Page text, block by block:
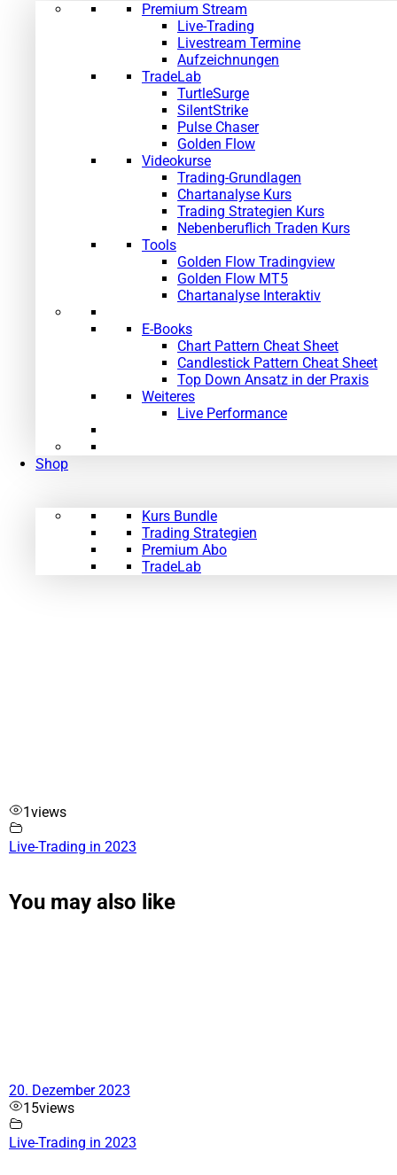
Premium Stream
Live-Trading
Livestream Termine
Aufzeichnungen
TradeLab
TurtleSurge
SilentStrike
Pulse Chaser
Golden Flow
Videokurse
Trading-Grundlagen
Chartanalyse Kurs
Trading Strategien Kurs
Nebenberuflich Traden Kurs
Tools
Golden Flow Tradingview
Golden Flow MT5
Chartanalyse Interaktiv
E-Books
Chart Pattern Cheat Sheet
Candlestick Pattern Cheat Sheet
Top Down Ansatz in der Praxis
Weiteres
Live Performance
Shop
Kurs Bundle
Trading Strategien
Premium Abo
TradeLab
1views
Live-Trading in 2023
You may also like
20. Dezember 2023
15views
Live-Trading in 2023